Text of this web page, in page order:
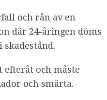
och rån av en
där 24-åringen döms
skadestånd.
efteråt och måste
och smärta.